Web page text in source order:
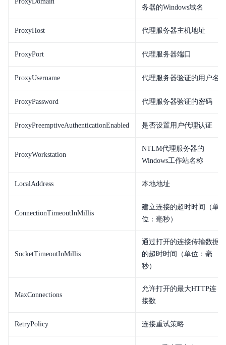
务器的Windows域名
ProxyHost 代理服务器主机地址
ProxyPort 代理服务器端口
ProxyUsername 代理服务器验证的用户名
ProxyPassword 代理服务器验证的密码
ProxyPreemptiveAuthenticationEnabled 是否设置用户代理认证
ProxyWorkstation
NTLM代理服务器的
Windows工作站名称
LocalAddress 本地地址
ConnectionTimeoutInMillis
建立连接的超时时间（单
位：毫秒）
SocketTimeoutInMillis
通过打开的连接传输数据
的超时时间（单位：毫
秒）
MaxConnections
允许打开的最大HTTP连
接数
RetryPolicy 连接重试策略